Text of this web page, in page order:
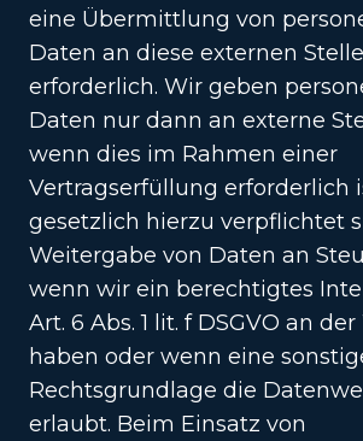
eine Übermittlung von
Daten an diese externen
erforderlich. Wir geben
Daten nur dann an externe
wenn dies im Rahmen einer
Vertragserfüllung erforderlich
gesetzlich hierzu verpflichtet
Weitergabe von Daten an
wenn wir ein berechtigtes
Art. 6 Abs. 1 lit. f DSGVO an
haben oder wenn eine
Rechtsgrundlage die
erlaubt. Beim Einsatz von